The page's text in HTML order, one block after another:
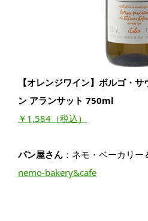
【オレンジワイン】ボルゴ・
ン アランサット 750ml
￥1,584（税込）
パン屋さん ：ネモ・ベーカリー
nemo-bakery&cafe